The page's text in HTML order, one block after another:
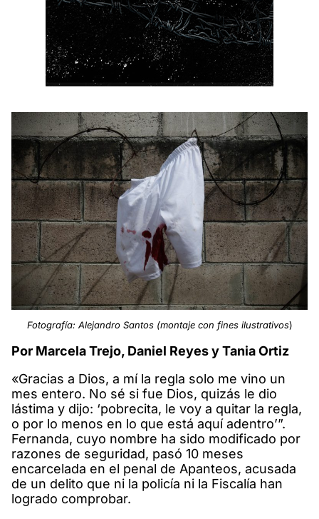
Fotografía: Alejandro Santos (montaje con fines ilustrativos)
Por Marcela Trejo, Daniel Reyes y Tania Ortiz
«Gracias a Dios, a mí la regla solo me vino un
mes entero. No sé si fue Dios, quizás le dio
lástima y dijo: ‘pobrecita, le voy a quitar la regla,
o por lo menos en lo que está aquí adentro’”.
Fernanda, cuyo nombre ha sido modificado por
razones de seguridad, pasó 10 meses
encarcelada en el penal de Apanteos, acusada
de un delito que ni la policía ni la Fiscalía han
logrado comprobar.